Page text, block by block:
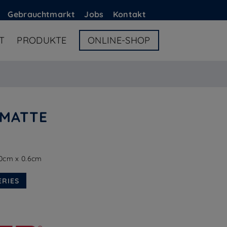
Gebrauchtmarkt Jobs Kontakt
PRODUKTE ONLINE-SHOP
x 0.6cm